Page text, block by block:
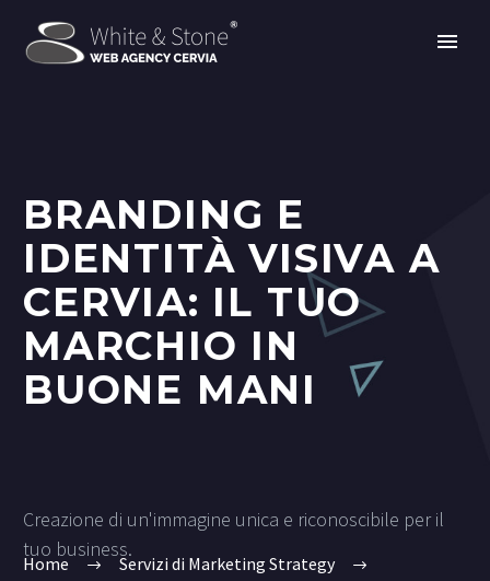
BRANDING E
IDENTITÀ VISIVA A
CERVIA: IL TUO
MARCHIO IN
BUONE MANI
Creazione di un'immagine unica e riconoscibile per il
tuo business.
Home
Servizi di Marketing Strategy